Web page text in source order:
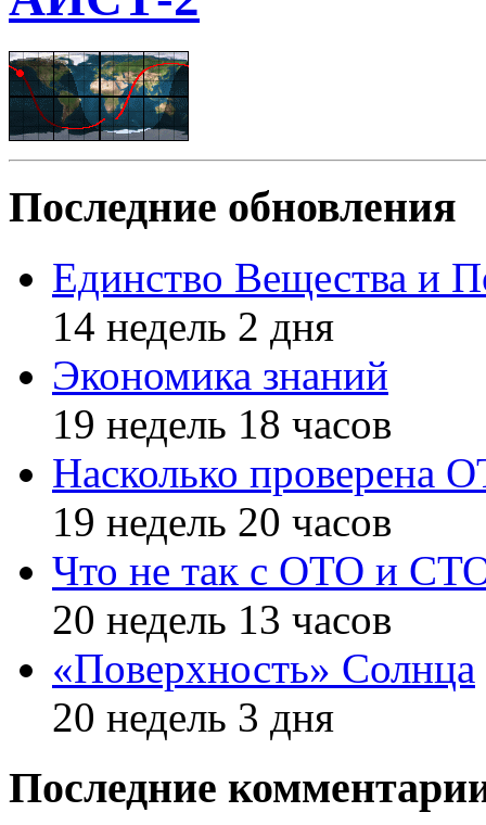
Последние обновления
Единство Вещества и
14 недель 2 дня
Экономика знаний
19 недель 18 часов
Насколько проверена
19 недель 20 часов
Что не так с ОТО и
20 недель 13 часов
«Поверхность» Солнца
20 недель 3 дня
Последние